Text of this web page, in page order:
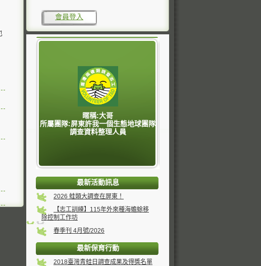
會員登入
暱稱:大哥
所屬團隊:屏東許我一個生態地球團隊
調查資料整理人員
最新活動訊息
2026 蛙類大調查在屏東！
【志工訓練】115年外來種海蟾蜍移
除控制工作坊
春季刊 4月號/2026
最新保育行動
2018臺灣青蛙日調查成果及得獎名單